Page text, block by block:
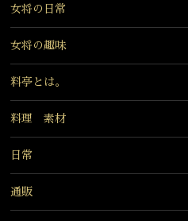
女将の日常
女将の趣味
料亭とは。
料理 素材
日常
通販